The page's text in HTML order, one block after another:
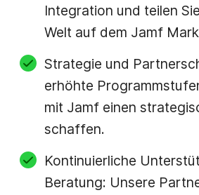
Integration und teilen
Welt auf dem Jamf
Strategie und
erhöhte
mit Jamf einen
schaffen.
Kontinuierliche
Beratung: Unsere